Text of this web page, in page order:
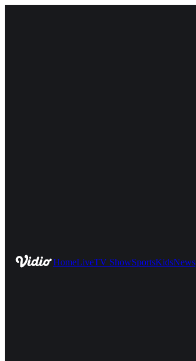
HomeLiveTV ShowSportsKidsNews